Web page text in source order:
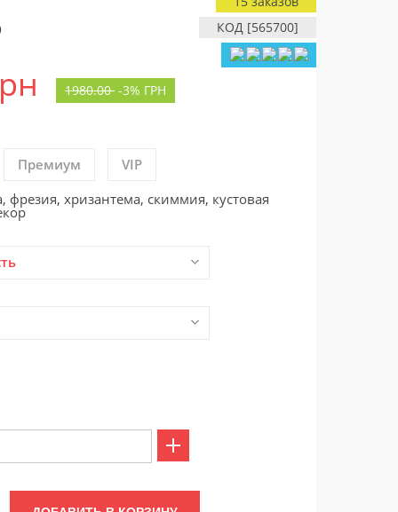
КОД [565700]
1980.00 -3% ГРН
Премиум VIP
фрезия, хризантема, скиммия, кустовая